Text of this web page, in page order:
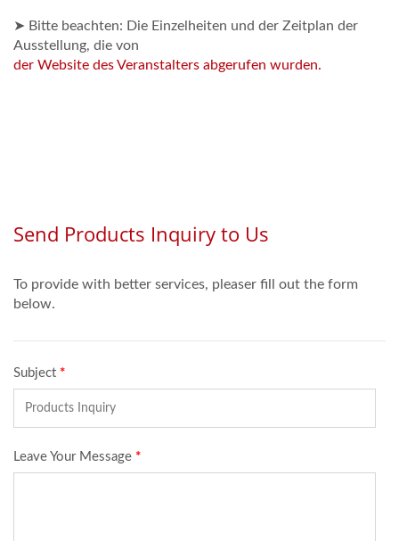
➤ Bitte beachten: Die Einzelheiten und der Zeitplan der
Ausstellung, die von
der Website des Veranstalters abgerufen wurden.